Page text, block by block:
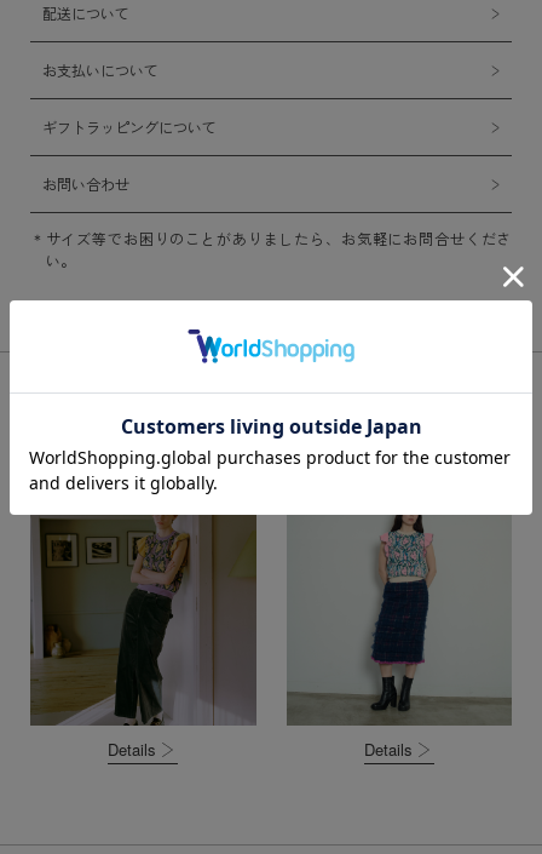
配送について
お支払いについて
ギフトラッピングについて
お問い合わせ
サイズ等でお困りのことがありましたら、お気軽にお問合せくださ
い。
Details Details